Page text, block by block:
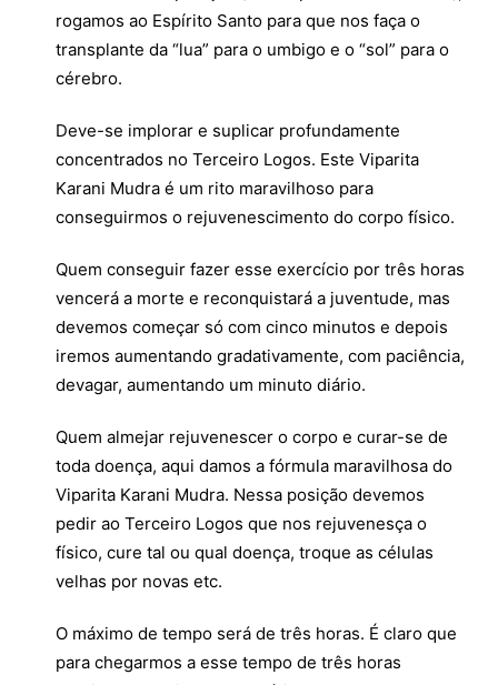
rogamos ao Espírito Santo para que nos faça o
transplante da “lua” para o umbigo e o “sol” para o
cérebro.
Deve-se implorar e suplicar profundamente
concentrados no Terceiro Logos. Este Viparita
Karani Mudra é um rito maravilhoso para
conseguirmos o rejuvenescimento do corpo físico.
Quem conseguir fazer esse exercício por três horas
vencerá a morte e reconquistará a juventude, mas
devemos começar só com cinco minutos e depois
iremos aumentando gradativamente, com paciência,
devagar, aumentando um minuto diário.
Quem almejar rejuvenescer o corpo e curar-se de
toda doença, aqui damos a fórmula maravilhosa do
Viparita Karani Mudra. Nessa posição devemos
pedir ao Terceiro Logos que nos rejuvenesça o
físico, cure tal ou qual doença, troque as células
velhas por novas etc.
O máximo de tempo será de três horas. É claro que
para chegarmos a esse tempo de três horas